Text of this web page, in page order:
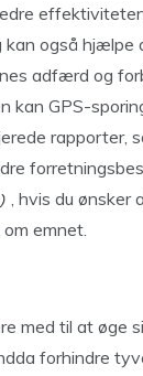
kan også hjælpe
adfærd og
kan GPS-
rapporter,
, hvis du ønsker
emnet.
med til at øge
forhindre